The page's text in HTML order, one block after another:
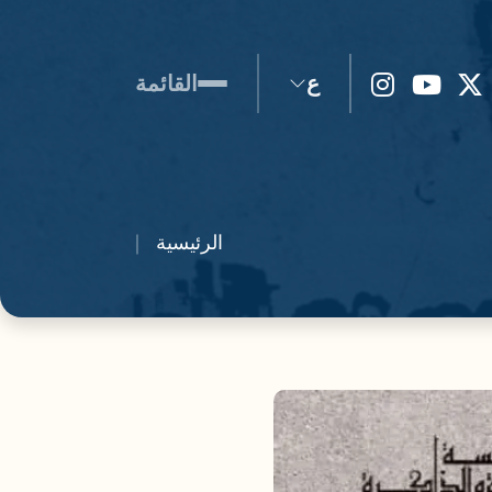
ع القائمة
الرئيسية